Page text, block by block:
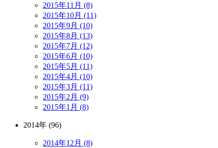
2015年11月 (8)
2015年10月 (11)
2015年9月 (10)
2015年8月 (13)
2015年7月 (12)
2015年6月 (10)
2015年5月 (11)
2015年4月 (10)
2015年3月 (11)
2015年2月 (9)
2015年1月 (8)
2014年 (96)
2014年12月 (8)